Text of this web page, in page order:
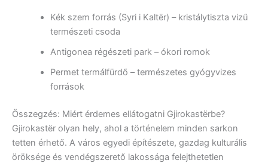
Kék szem forrás (Syri i Kaltër) – kristálytiszta vizű
természeti csoda
Antigonea régészeti park – ókori romok
Permet termálfürdő – természetes gyógyvizes
források
Összegzés: Miért érdemes ellátogatni Gjirokastërbe?
Gjirokastër olyan hely, ahol a történelem minden sarkon
tetten érhető. A város egyedi építészete, gazdag kulturális
öröksége és vendégszerető lakossága felejthetetlen